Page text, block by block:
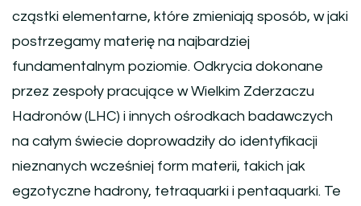
cząstki elementarne, które zmieniają sposób, w jaki
postrzegamy materię na najbardziej
fundamentalnym poziomie. Odkrycia dokonane
przez zespoły pracujące w Wielkim Zderzaczu
Hadronów (LHC) i innych ośrodkach badawczych
na całym świecie doprowadziły do identyfikacji
nieznanych wcześniej form materii, takich jak
egzotyczne hadrony, tetraquarki i pentaquarki. Te